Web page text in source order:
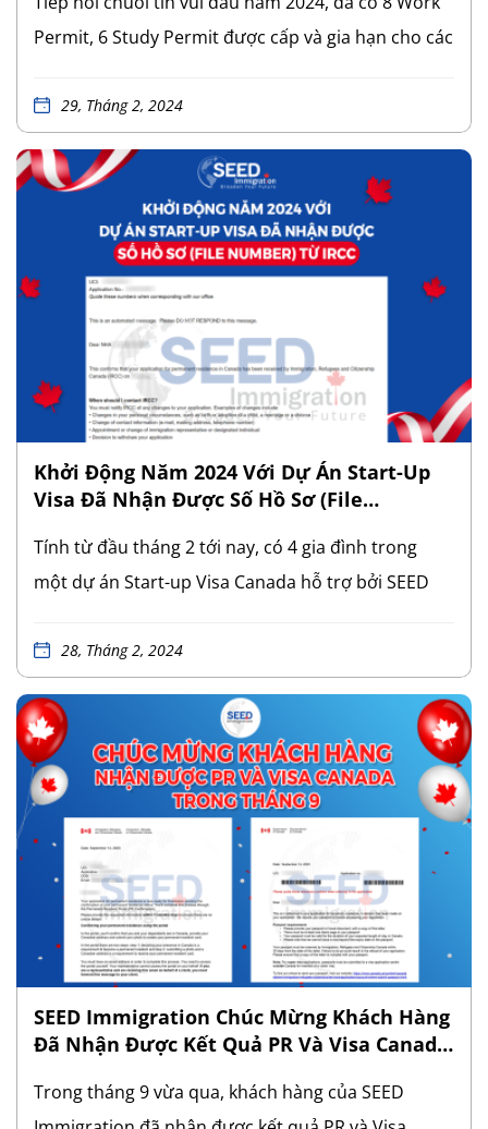
Permit, 6 Study Permit được cấp và gia hạn cho các
nghiệp – Start-up Visa (SUV) Canada hỗ trợ bởi
2 vừa qua một dự án Luân chuyển nội Nội bộ (Intra
Company Transfer) cũng đã gia hạn thành công 2
Work Permit 2 năm và 1 Study Permit cho người
điều hành và gia đình. Mỗi năm, Canada cấp
khoảng 500.000 Work Permit cho lao động nước
ngoài tạm thời trên khắp thế giới. Đối với hồ sơ
Thường trú nhân (PR), việc được cấp Work Permit
là một trong những cột mốc quan trọng trong tiến
trình nộp hồ sơ PR cho khách hàng, đặc biệt đối với
[…]
29, Tháng 2, 2024
Khởi Động Năm 2024 Với Dự Án Start-Up
Visa Đã Nhận Được Số Hồ Sơ (File
Tính từ đầu tháng 2 tới nay, có 4 gia đình trong
một dự án Start-up Visa Canada hỗ trợ bởi SEED
từ IRCC. Việc nhận được Số Hồ Sơ thể hiện việc
hồ sơ và là nền tảng vững chắc để các nhà đầu tư
tiếp tục phát triển, hoàn thiện dự án. Đây cũng là
bước đệm để dự án SUV này tăng tốc, kỳ vọng sớm
nhận được kết quả Thường trú nhân (PR) trong
thời gian sắp tới. Một lần nữa, SEED Immigration
chúc mừng các nhà đầu tư trong dự án SUV này.
SEED Immigration cảm ơn quý khách hàng đã tin
tưởng lựa chọn chúng tôi để đồng hành và hỗ trợ
28, Tháng 2, 2024
SEED Immigration Chúc Mừng Khách Hàng
Đã Nhận Được Kết Quả PR Và Visa Canada
Trong tháng 9 vừa qua, khách hàng của SEED